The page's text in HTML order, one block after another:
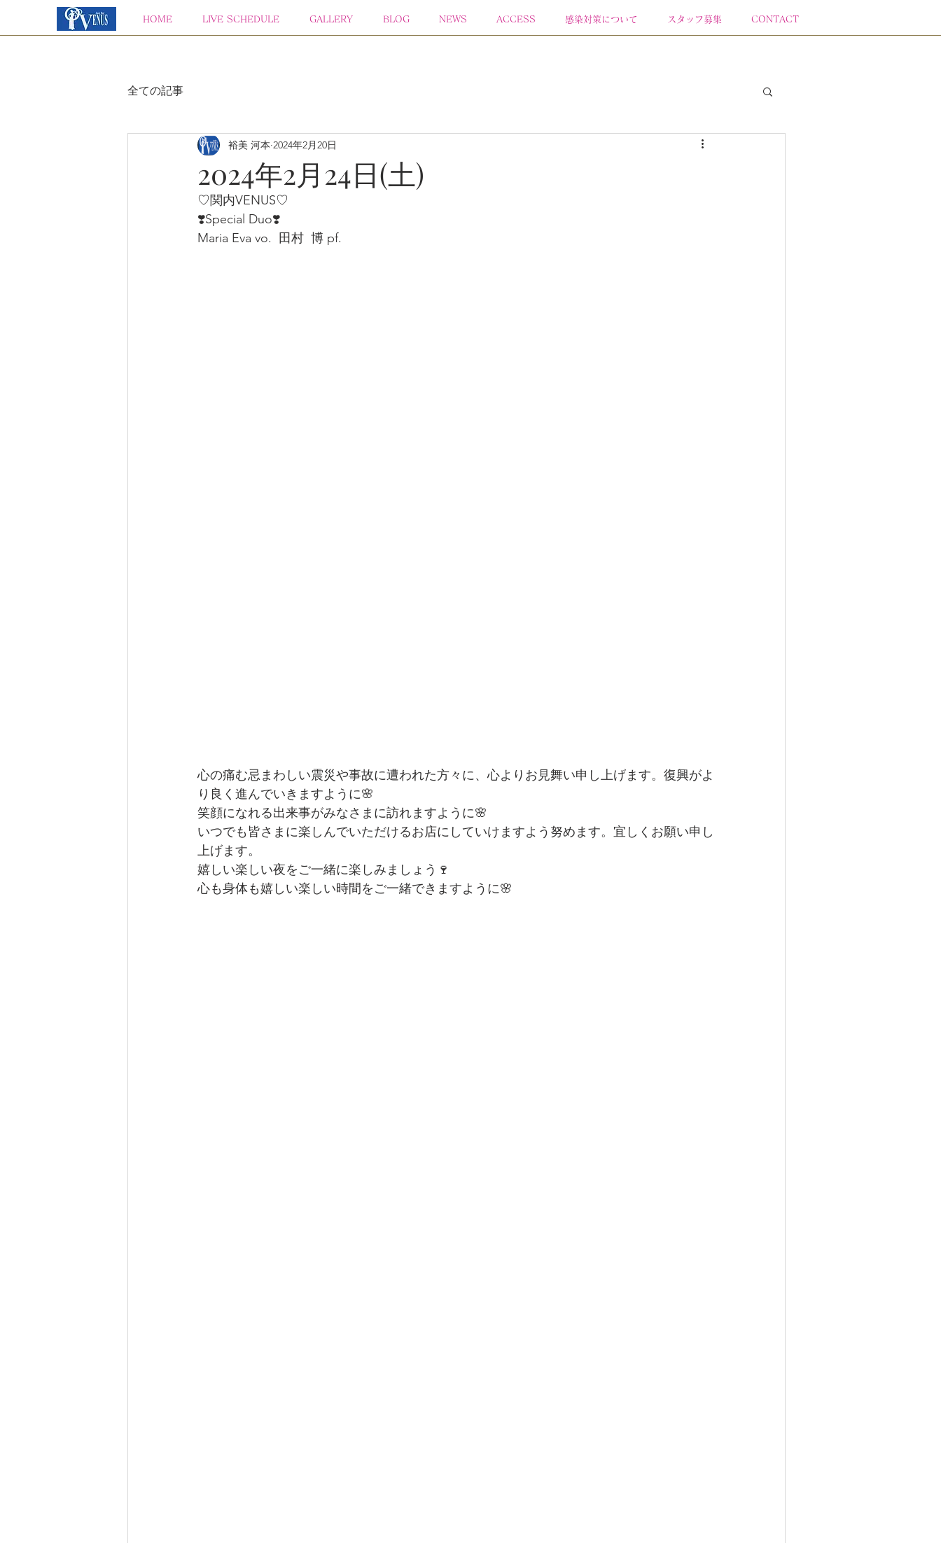
HOME LIVE SCHEDULE GALLERY BLOG NEWS ACCESS 感染対策について スタッフ募集 CONTACT
全ての記事
2024年2月24日(土)
裕美 河本 2024年2月20日
♡関内VENUS♡
❣️Special Duo❣️
Maria Eva vo.  田村  博 pf.
心の痛む忌まわしい震災や事故に遭われた方々に、心よりお見舞い申し上げます。復興がよ
り良く進んでいきますように🌸
笑顔になれる出来事がみなさまに訪れますように🌸
いつでも皆さまに楽しんでいただけるお店にしていけますよう努めます。宜しくお願い申し
上げます。
嬉しい楽しい夜をご一緒に楽しみましょう🍷
心も身体も嬉しい楽しい時間をご一緒できますように🌸